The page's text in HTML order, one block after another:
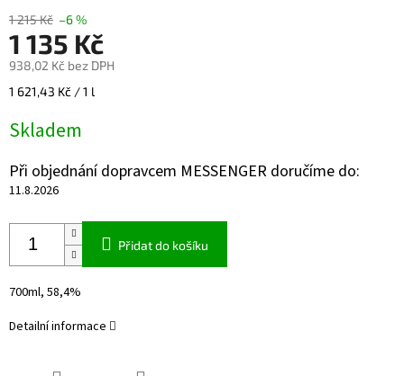
1 215 Kč –6 %
1 135 Kč
938,02 Kč bez DPH
Měrná
1 621,43 Kč / 1 l
Skladem
Při objednání dopravcem MESSENGER doručíme do:
11.8.2026
Přidat do košíku
700ml, 58,4%
Detailní informace